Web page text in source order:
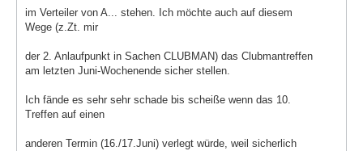
im Verteiler von A... stehen. Ich möchte auch auf diesem
Wege (z.Zt. mir
der 2. Anlaufpunkt in Sachen CLUBMAN) das Clubmantreffen
am letzten Juni-Wochenende sicher stellen.
Ich fände es sehr sehr schade bis scheiße wenn das 10.
Treffen auf einen
anderen Termin (16./17.Juni) verlegt würde, weil sicherlich